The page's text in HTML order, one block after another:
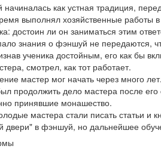
как устная традиция,
выполнял хозяйственные работы
достоин ли он заниматься этим
знания о фэншуй не передаются,
ученика достойным, его как бы
смотрел, как тот работает.
мастер мог начать через много лет.
продолжить дело мастера после
принявшие монашество.
мастера стали писать статьи и
двери" в фэншуй, но дальнейшее